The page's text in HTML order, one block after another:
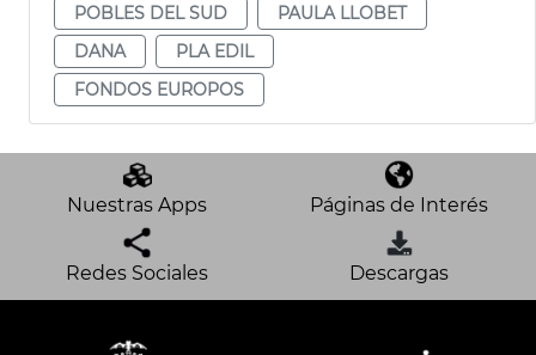
POBLES DEL SUD
PAULA LLOBET
DANA
PLA EDIL
FONDOS EUROPOS
Nuestras Apps Páginas de Interés
Redes Sociales Descargas